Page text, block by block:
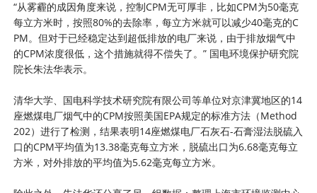
“从雾霾的成因角度来说，控制CPM无可厚非，比如CPM为50毫克
每立方米时，按照80%的去除率，每立方米就可以减少40毫克的C
PM。但对于已经稳定达到超低排放的电厂来说，由于排放烟气中
的CPM浓度很低，这个措施就得不偿失了。” 国电环境保护研究院
院长朱法华表示。
清华大学、国电科学技术研究院有限公司等单位对京津冀地区的14
座燃煤电厂烟气中的CPM按照美国EPA规定的标准方法（Method
202）进行了检测，结果表明14座燃煤电厂石灰石-石膏湿法脱硫入
口的CPM平均值为13.38毫克每立方米，脱硫出口为6.68毫克每立
方米，对外排放的平均值为5.62毫克每立方米。